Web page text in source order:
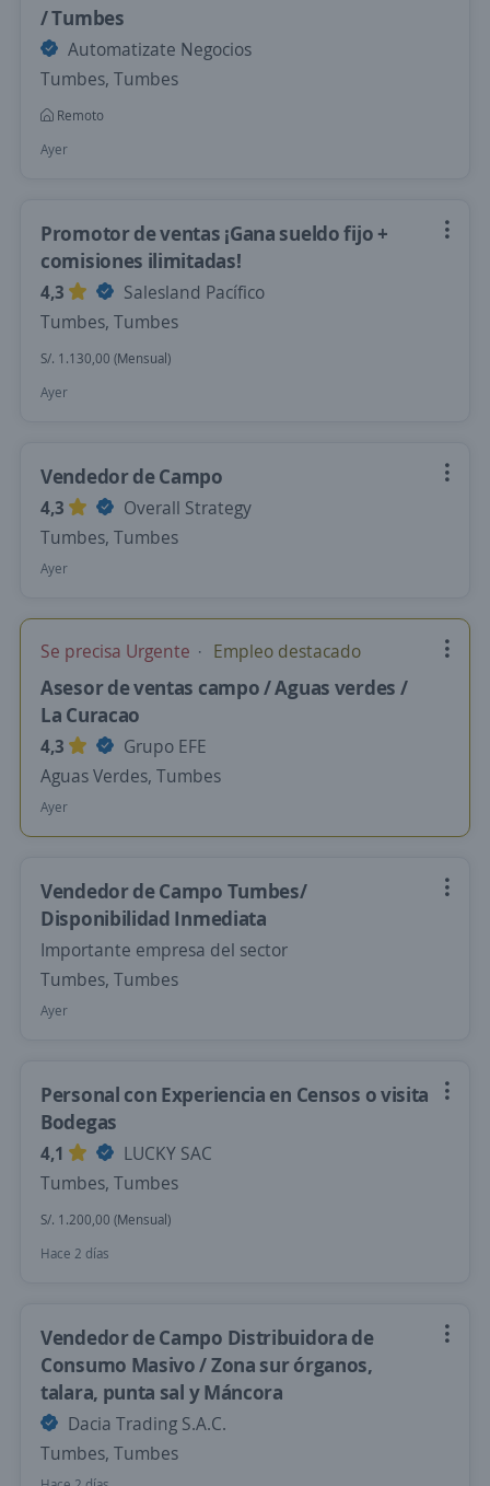
/ Tumbes
Automatizate Negocios
Tumbes, Tumbes
Remoto
Ayer
Promotor de ventas ¡Gana sueldo fijo +
comisiones ilimitadas!
4,3
Salesland Pacífico
Tumbes, Tumbes
S/. 1.130,00 (Mensual)
Ayer
Vendedor de Campo
4,3
Overall Strategy
Tumbes, Tumbes
Ayer
Se precisa Urgente Empleo destacado
Asesor de ventas campo / Aguas verdes /
La Curacao
4,3
Grupo EFE
Aguas Verdes, Tumbes
Ayer
Vendedor de Campo Tumbes/
Disponibilidad Inmediata
Importante empresa del sector
Tumbes, Tumbes
Ayer
Personal con Experiencia en Censos o visita
Bodegas
4,1
LUCKY SAC
Tumbes, Tumbes
S/. 1.200,00 (Mensual)
Hace 2 días
Vendedor de Campo Distribuidora de
Consumo Masivo / Zona sur órganos,
talara, punta sal y Máncora
Dacia Trading S.A.C.
Tumbes, Tumbes